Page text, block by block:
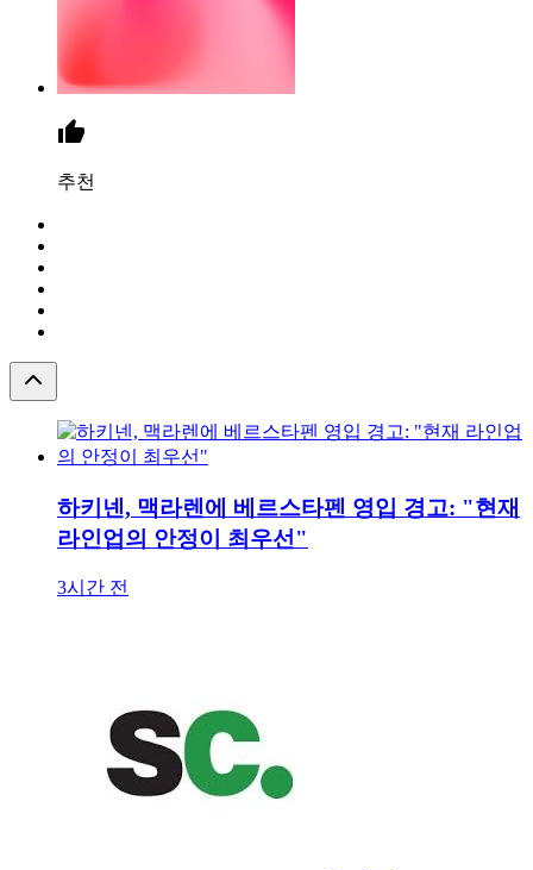
추천
하키넨, 맥라렌에 베르스타펜 영입 경고: "현재
라인업의 안정이 최우선"
3시간 전